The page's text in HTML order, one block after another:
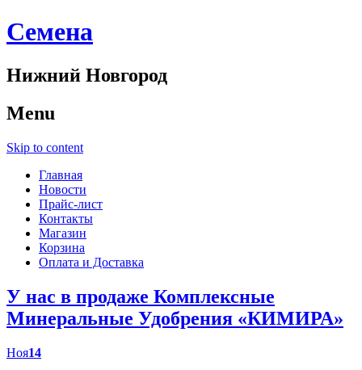
Cемена
Нижний Новгород
Menu
Skip to content
Главная
Новости
Прайс-лист
Контакты
Магазин
Корзина
Оплата и Доставка
У нас в продаже Комплексные
Минеральные Удобрения «КИМИРА»
Ноя14